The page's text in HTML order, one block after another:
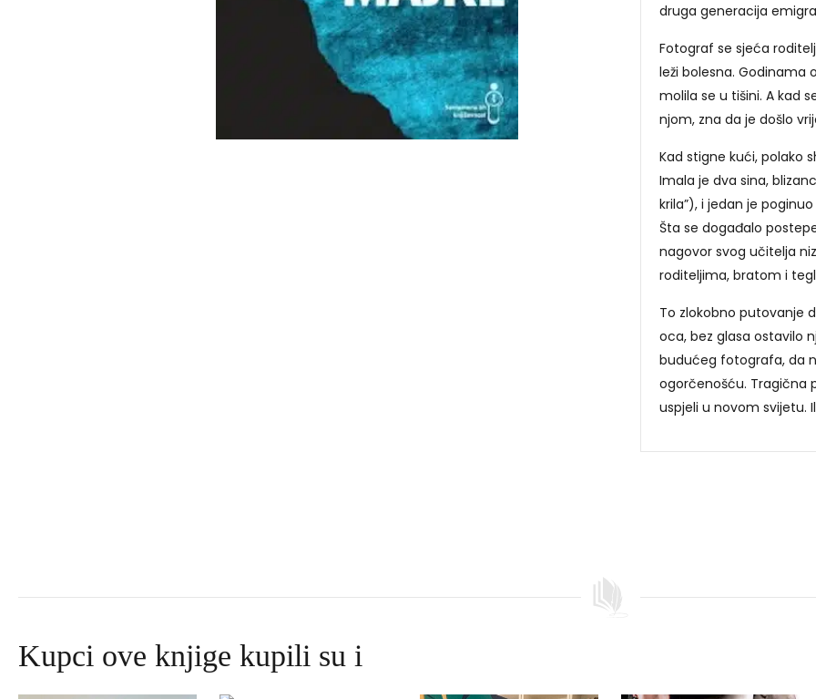
druga generacija
Fotograf se sjeća
leži bolesna. Godinama
molila se u tišini. A kad
njom, zna da je došlo
Kad stigne kući, polako
Imala je dva sina,
krila”), i jedan je
Šta se događalo
nagovor svog učitelja
roditeljima, bratom i
To zlokobno putovanje
oca, bez glasa ostavilo
budućeg fotografa, da
ogorčenošću. Tragična
uspjeli u novom svijetu.
Kupci ove knjige kupili su i